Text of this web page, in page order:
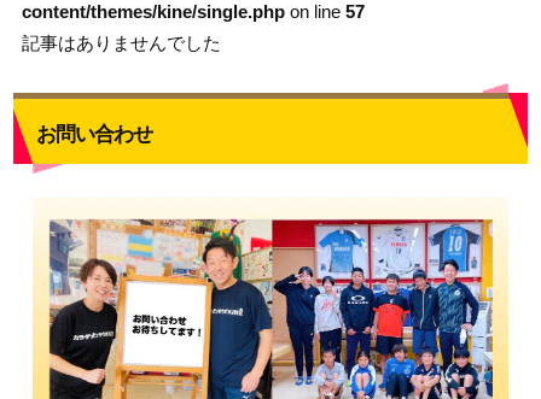
content/themes/kine/single.phpon line 57
記事はありませんでした
お問い合わせ